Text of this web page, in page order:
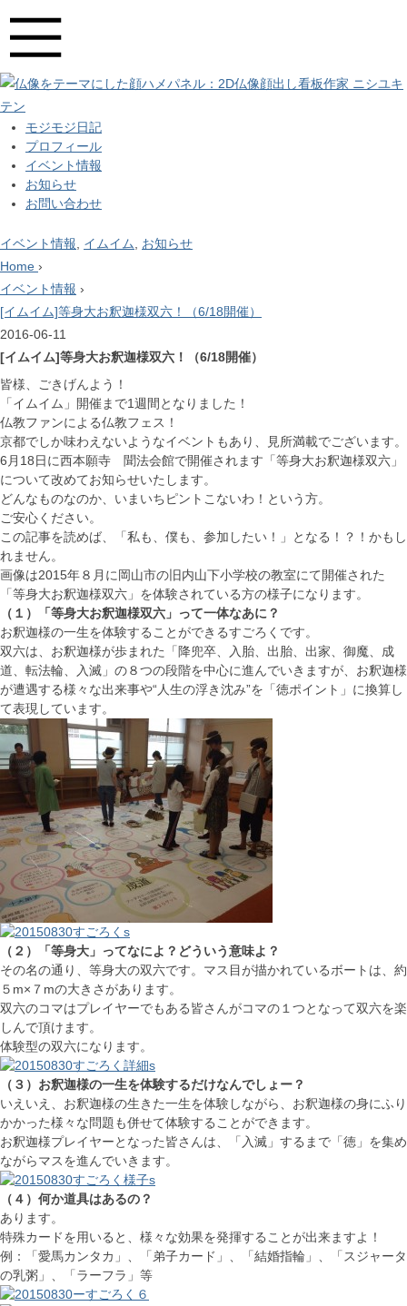
モジモジ日記
プロフィール
イベント情報
お知らせ
お問い合わせ
イベント情報 イムイム
お知らせ
Home ›
イベント情報 ›
[イムイム]等身大お釈迦様双六！（6/18開催）
2016-06-11
[イムイム]等身大お釈迦様双六！（6/18開催）
皆様、ごきげんよう！
「イムイム」開催まで1週間となりました！
仏教ファンによる仏教フェス！
京都でしか味わえないようなイベントもあり、見所満載でございます。
6月18日に西本願寺 聞法会館で開催されます「等身大お釈迦様双六」
について改めてお知らせいたします。
どんなものなのか、いまいちピントこないわ！という方。
ご安心ください。
この記事を読めば、「私も、僕も、参加したい！」となる！？！かもし
れません。
画像は2015年８月に岡山市の旧内山下小学校の教室にて開催された
「等身大お釈迦様双六」を体験されている方の様子になります。
（１）「等身大お釈迦様双六」って一体なあに？
お釈迦様の一生を体験することができるすごろくです。
双六は、お釈迦様が歩まれた「降兜卒、入胎、出胎、出家、御魔、成
道、転法輪、入滅」の８つの段階を中心に進んでいきますが、お釈迦様
が遭遇する様々な出来事や“人生の浮き沈み”を「徳ポイント」に換算し
て表現しています。
（２）「等身大」ってなによ？どういう意味よ？
その名の通り、等身大の双六です。マス目が描かれているボートは、約
５m×７mの大きさがあります。
双六のコマはプレイヤーでもある皆さんがコマの１つとなって双六を楽
しんで頂けます。
体験型の双六になります。
（３）お釈迦様の一生を体験するだけなんでしょー？
いえいえ、お釈迦様の生きた一生を体験しながら、お釈迦様の身にふり
かかった様々な問題も併せて体験することができます。
お釈迦様プレイヤーとなった皆さんは、「入滅」するまで「徳」を集め
ながらマスを進んでいきます。
（４）何か道具はあるの？
あります。
特殊カードを用いると、様々な効果を発揮することが出来ますよ！
例：「愛馬カンタカ」、「弟子カード」、「結婚指輪」、「スジャータ
の乳粥」、「ラーフラ」等